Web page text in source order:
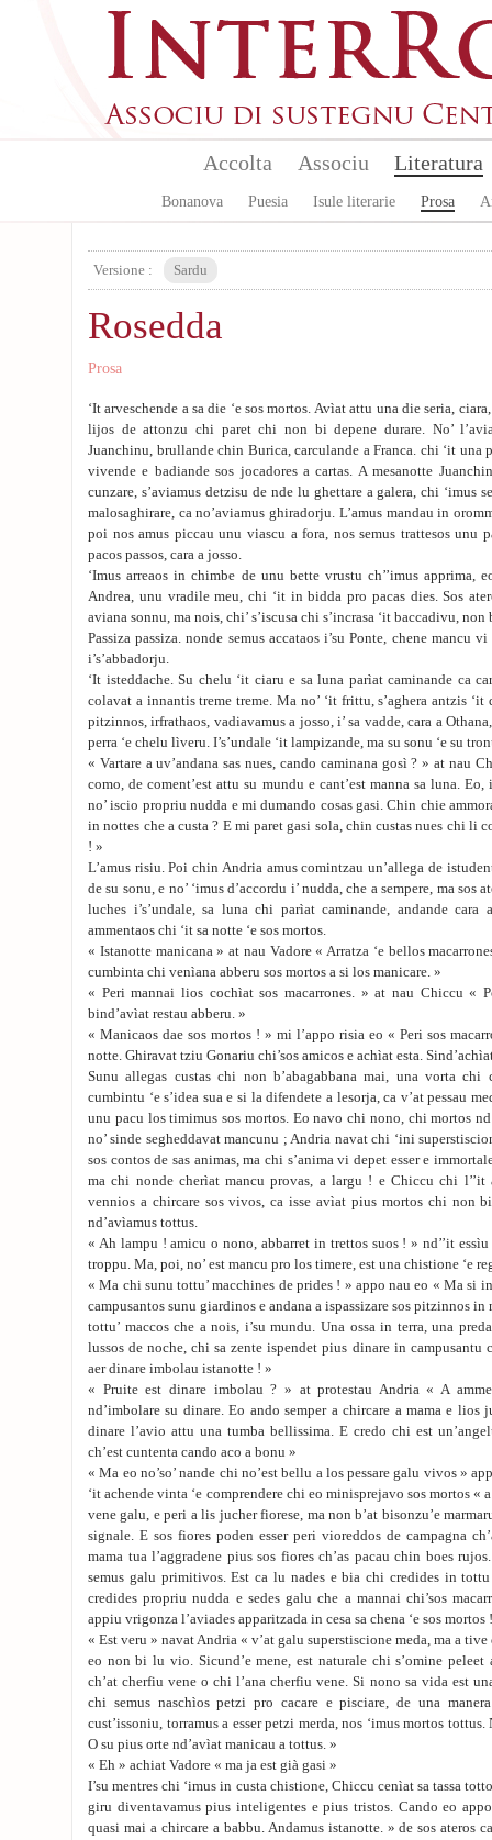
Accolta Associu Literatura
Bonanova Puesia Isule literarie Prosa
Versione : Sardu
Rosedda
Prosa
‘It arveschende a sa die ‘e sos mortos. Avìat attu una die seria,
lijos de attonzu chi paret chi non bi depene durare. No’
Juanchinu, brullande chin Burica, carculande a Franca. chi ‘it una
vivende e badiande sos jocadores a cartas. A mesanotte
cunzare, s’aviamus detzisu de nde lu ghettare a galera, chi ‘imus
malosaghirare, ca no’aviamus ghiradorju. L’amus mandau in
poi nos amus piccau unu viascu a fora, nos semus trattesos unu
pacos passos, cara a josso.
‘Imus arreaos in chimbe de unu bette vrustu ch’’imus apprima,
Andrea, unu vradile meu, chi ‘it in bidda pro pacas dies. Sos
aviana sonnu, ma nois, chi’ s’iscusa chi s’incrasa ‘it baccadivu, non
Passiza passiza. nonde semus accataos i’su Ponte, chene mancu
i’s’abbadorju.
‘It isteddache. Su chelu ‘it ciaru e sa luna parìat caminande ca
colavat a innantis treme treme. Ma no’ ‘it frittu, s’aghera antzis
pitzinnos, irfrathaos, vadiavamus a josso, i’ sa vadde, cara a
perra ‘e chelu lìveru. I’s’undale ‘it lampizande, ma su sonu ‘e su
« Vartare a uv’andana sas nues, cando caminana gosì ? » at nau
como, de coment’est attu su mundu e cant’est manna sa luna.
no’ iscio propriu nudda e mi dumando cosas gasi. Chin chie
in nottes che a custa ? E mi paret gasi sola, chin custas nues chi li
! »
L’amus risiu. Poi chin Andria amus comintzau un’allega de
de su sonu, e no’ ‘imus d’accordu i’ nudda, che a sempere, ma sos
luches i’s’undale, sa luna chi parìat caminande, andande cara
ammentaos chi ‘it sa notte ‘e sos mortos.
« Istanotte manicana » at nau Vadore « Arratza ‘e bellos
cumbinta chi venìana abberu sos mortos a si los manicare. »
« Peri mannai lios cochìat sos macarrones. » at nau Chiccu «
bind’avìat restau abberu. »
« Manicaos dae sos mortos ! » mi l’appo risia eo « Peri sos
notte. Ghiravat tziu Gonariu chi’sos amicos e achìat esta.
Sunu allegas custas chi non b’abagabbana mai, una vorta chi
cumbintu ‘e s’idea sua e si la difendete a lesorja, ca v’at pessau
unu pacu los timimus sos mortos. Eo navo chi nono, chi mortos
no’ sinde segheddavat mancunu ; Andria navat chi ‘ini
sos contos de sas animas, ma chi s’anima vi depet esser e
ma chi nonde cherìat mancu provas, a largu ! e Chiccu chi l’’it
vennios a chircare sos vivos, ca isse avìat pius mortos chi non
nd’avìamus tottus.
« Ah lampu ! amicu o nono, abbarret in trettos suos ! » nd’’it
troppu. Ma, poi, no’ est mancu pro los timere, est una chistione ‘e
« Ma chi sunu tottu’ macchines de prides ! » appo nau eo « Ma si
campusantos sunu giardinos e andana a ispassizare sos pitzinnos in
tottu’ maccos che a nois, i’su mundu. Una ossa in terra, una
lussos de noche, chi sa zente ispendet pius dinare in campusantu
aer dinare imbolau istanotte ! »
« Pruite est dinare imbolau ? » at protestau Andria « A
nd’imbolare su dinare. Eo ando semper a chircare a mama e lios
dinare l’avio attu una tumba bellissima. E credo chi est
ch’est cuntenta cando aco a bonu »
« Ma eo no’so’ nande chi no’est bellu a los pessare galu vivos »
‘it achende vinta ‘e comprendere chi eo minisprejavo sos mortos «
vene galu, e peri a lis jucher fiorese, ma non b’at bisonzu’e
signale. E sos fiores poden esser peri vioreddos de campagna
mama tua l’aggradene pius sos fiores ch’as pacau chin boes
semus galu primitivos. Est ca lu nades e bia chi credides in
credides propriu nudda e sedes galu che a mannai chi’sos
appiu vrigonza l’aviades apparitzada in cesa sa chena ‘e sos mortos
« Est veru » navat Andria « v’at galu superstiscione meda, ma a
eo non bi lu vio. Sicund’e mene, est naturale chi s’omine peleet
ch’at cherfiu vene o chi l’ana cherfiu vene. Si nono sa vida est
chi semus naschìos petzi pro cacare e pisciare, de una
cust’issoniu, torramus a esser petzi merda, nos ‘imus mortos
O su pius orte nd’avìat manicau a tottus. »
« Eh » achiat Vadore « ma ja est già gasi »
I’su mentres chi ‘imus in custa chistione, Chiccu cenìat sa tassa
giru diventavamus pius inteligentes e pius tristos. Cando eo
quasi mai a chircare a babbu. Andamus istanotte. » de sos ateros